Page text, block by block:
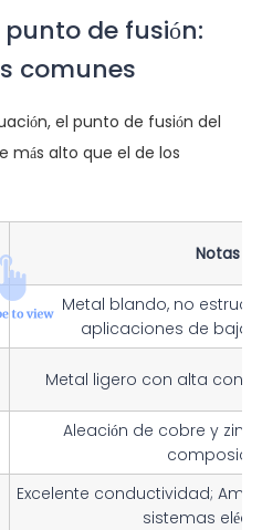
de fusión:
comunes
el punto de fusión del
más alto que el de los
Notas
Metal blando, no
aplicaciones de baja
Metal ligero con alta
Aleación de cobre y
Excelente conductividad;
sistemas